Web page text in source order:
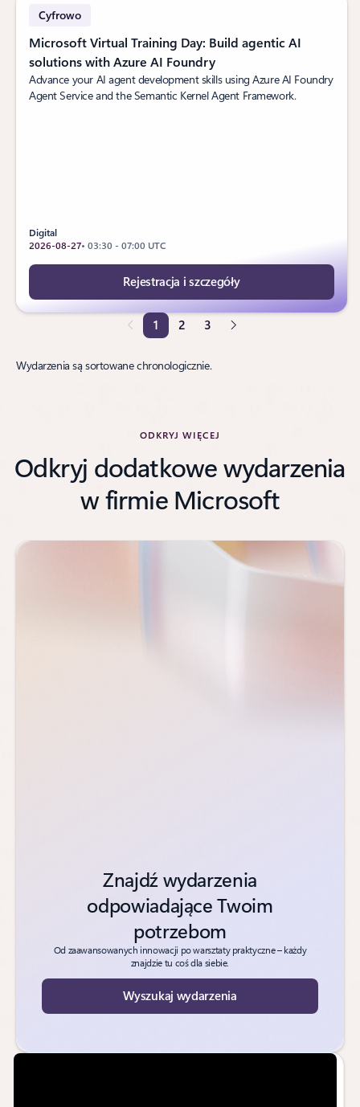
Cyfrowo
Microsoft Virtual Training Day: Build agentic AI
solutions with Azure AI Foundry
Advance your AI agent development skills using Azure AI Foundry
Agent Service and the Semantic Kernel Agent Framework.
Digital
2026-08-27• 03:30 - 07:00 UTC
Rejestracja i szczegóły
1 2 3
Strona 1 z 3
Wydarzenia są sortowane chronologicznie.
ODKRYJ WIĘCEJ
Odkryj dodatkowe wydarzenia
w firmie Microsoft
Znajdź wydarzenia
odpowiadające Twoim
potrzebom
Od zaawansowanych innowacji po warsztaty praktyczne – każdy
znajdzie tu coś dla siebie.
Wyszukaj wydarzenia